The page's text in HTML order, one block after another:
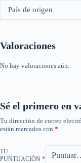
País de origen
Valoraciones
No hay valoraciones aún.
Sé el primero en
Tu dirección de correo
están marcados con *
TU
PUNTUACIÓN *